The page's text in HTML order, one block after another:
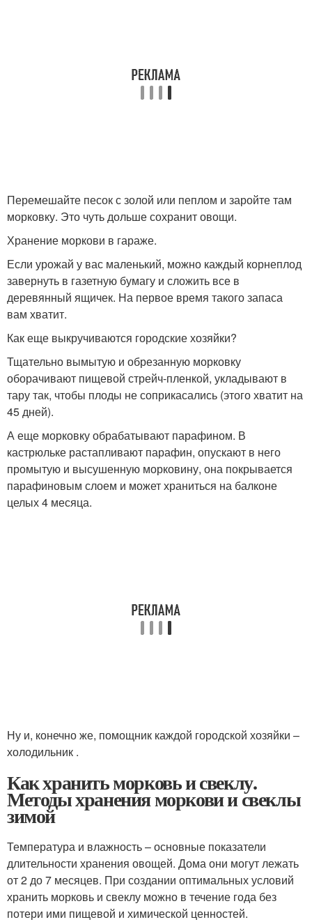
Перемешайте песок с золой или пеплом и заройте там
морковку. Это чуть дольше сохранит овощи.
Хранение моркови в гараже.
Если урожай у вас маленький, можно каждый корнеплод
завернуть в газетную бумагу и сложить все в
деревянный ящичек. На первое время такого запаса
вам хватит.
Как еще выкручиваются городские хозяйки?
Тщательно вымытую и обрезанную морковку
оборачивают пищевой стрейч-пленкой, укладывают в
тару так, чтобы плоды не соприкасались (этого хватит на
45 дней).
А еще морковку обрабатывают парафином. В
кастрюльке растапливают парафин, опускают в него
промытую и высушенную морковину, она покрывается
парафиновым слоем и может храниться на балконе
целых 4 месяца.
Ну и, конечно же, помощник каждой городской хозяйки –
холодильник .
Как хранить морковь и свеклу.
Методы хранения моркови и свеклы
зимой
Температура и влажность – основные показатели
длительности хранения овощей. Дома они могут лежать
от 2 до 7 месяцев. При создании оптимальных условий
хранить морковь и свеклу можно в течение года без
потери ими пищевой и химической ценностей.